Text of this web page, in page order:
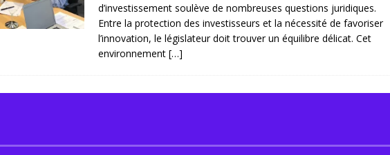
d’investissement soulève de nombreuses questions juridiques.
Entre la protection des investisseurs et la nécessité de favoriser
l’innovation, le législateur doit trouver un équilibre délicat. Cet
environnement […]